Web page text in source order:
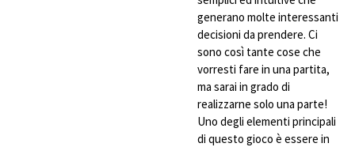
generano molte interessanti
decisioni da prendere. Ci
sono così tante cose che
vorresti fare in una partita,
ma sarai in grado di
realizzarne solo una parte!
Uno degli elementi principali
di questo gioco è essere in